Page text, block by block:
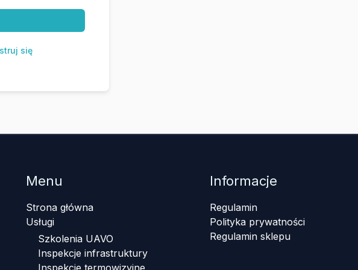
się
Menu
Strona główna
Usługi
Szkolenia UAVO
Inspekcje infrastruktury
Informacje
Regulamin
Polityka prywatności
Regulamin sklepu